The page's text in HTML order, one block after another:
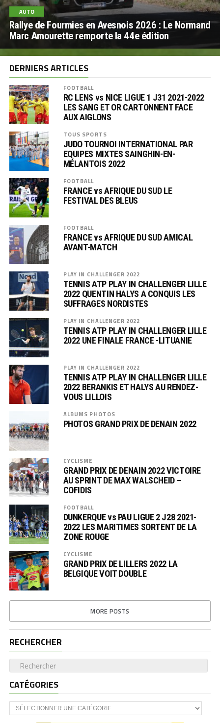
AUTO
Rallye de Fourmies en Avesnois 2026 : Le Normand
Marc Amourette remporte la 44e édition
DERNIERS ARTICLES
FOOTBALL
RC LENS vs NICE LIGUE 1 J31 2021-2022
LES SANG ET OR CARTONNENT FACE
AUX AIGLONS
TOUS SPORTS
JUDO TOURNOI INTERNATIONAL PAR
EQUIPES MIXTES SAINGHIN-EN-
MÉLANTOIS 2022
FOOTBALL
FRANCE vs AFRIQUE DU SUD LE
FESTIVAL DES BLEUS
FOOTBALL
FRANCE vs AFRIQUE DU SUD AMICAL
AVANT-MATCH
PLAY IN CHALLENGER 2022
TENNIS ATP PLAY IN CHALLENGER LILLE
2022 QUENTIN HALYS A CONQUIS LES
SUFFRAGES NORDISTES
PLAY IN CHALLENGER 2022
TENNIS ATP PLAY IN CHALLENGER LILLE
2022 UNE FINALE FRANCE -LITUANIE
PLAY IN CHALLENGER 2022
TENNIS ATP PLAY IN CHALLENGER LILLE
2022 BERANKIS ET HALYS AU RENDEZ-
VOUS LILLOIS
ALBUMS PHOTOS
PHOTOS GRAND PRIX DE DENAIN 2022
CYCLISME
GRAND PRIX DE DENAIN 2022 VICTOIRE
AU SPRINT DE MAX WALSCHEID –
COFIDIS
FOOTBALL
DUNKERQUE vs PAU LIGUE 2 J28 2021-
2022 LES MARITIMES SORTENT DE LA
ZONE ROUGE
CYCLISME
GRAND PRIX DE LILLERS 2022 LA
BELGIQUE VOIT DOUBLE
MORE POSTS
RECHERCHER
CATÉGORIES
CATÉGORIES